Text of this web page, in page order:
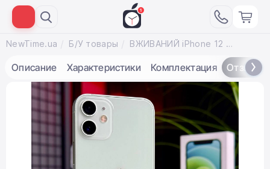
NewTime.ua Б/У товары ВЖИВАНИЙ iPhone 12 Mini 64GB Green (MG8K3, MGE23) | Стан: задовільний | Акумулятор: 100% | Гарантія: 1 місяць | Комплект: повний
Описание Характеристики Комплектация Отзывы